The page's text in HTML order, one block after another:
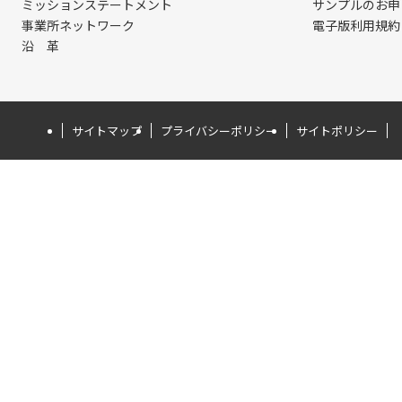
ミッションステートメント
事業所ネットワーク
沿 革
サンプルのお
電子版利用規約
サイトマップ プライバシーポリシー サイトポリシー